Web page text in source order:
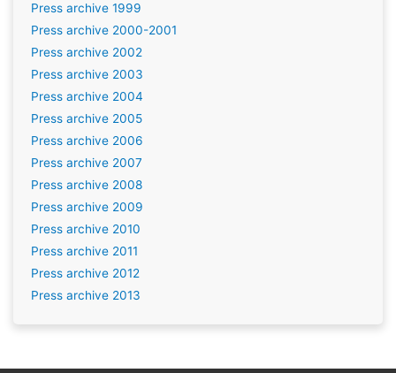
Press archive 1999
Press archive 2000-2001
Press archive 2002
Press archive 2003
Press archive 2004
Press archive 2005
Press archive 2006
Press archive 2007
Press archive 2008
Press archive 2009
Press archive 2010
Press archive 2011
Press archive 2012
Press archive 2013